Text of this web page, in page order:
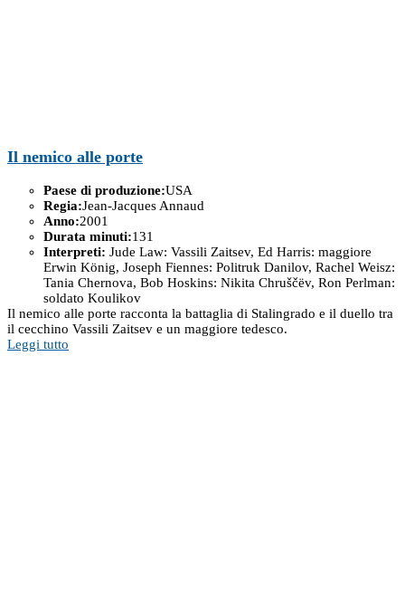
Il nemico alle porte
Paese di produzione:USA
Regia:Jean-Jacques Annaud
Anno:2001
Durata minuti:131
Interpreti: Jude Law: Vassili Zaitsev, Ed Harris: maggiore
Erwin König, Joseph Fiennes: Politruk Danilov, Rachel Weisz:
Tania Chernova, Bob Hoskins: Nikita Chruščëv, Ron Perlman:
soldato Koulikov
Il nemico alle porte racconta la battaglia di Stalingrado e il duello tra
il cecchino Vassili Zaitsev e un maggiore tedesco.
Leggi tutto